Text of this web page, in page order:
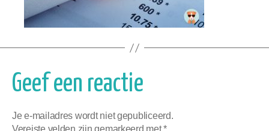
Geef een reactie
Je e-mailadres wordt niet gepubliceerd.
Vereiste velden zijn gemarkeerd met*